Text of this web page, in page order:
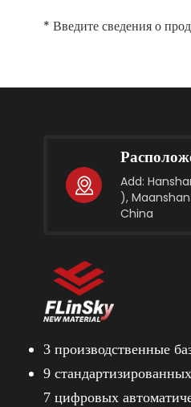
* Введите сведения о
Add:
),
China
3 производственные
9
7 цифровых